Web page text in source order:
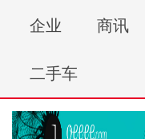
企业 商讯
二手车